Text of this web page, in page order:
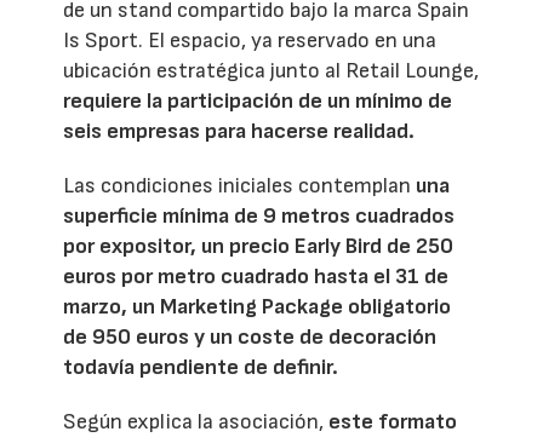
de un stand compartido bajo la marca Spain
Is Sport. El espacio, ya reservado en una
ubicación estratégica junto al Retail Lounge,
requiere la participación de un mínimo de
seis empresas para hacerse realidad.
Las condiciones iniciales contemplan una
superficie mínima de 9 metros cuadrados
por expositor, un precio Early Bird de 250
euros por metro cuadrado hasta el 31 de
marzo, un Marketing Package obligatorio
de 950 euros y un coste de decoración
todavía pendiente de definir.
Según explica la asociación, este formato